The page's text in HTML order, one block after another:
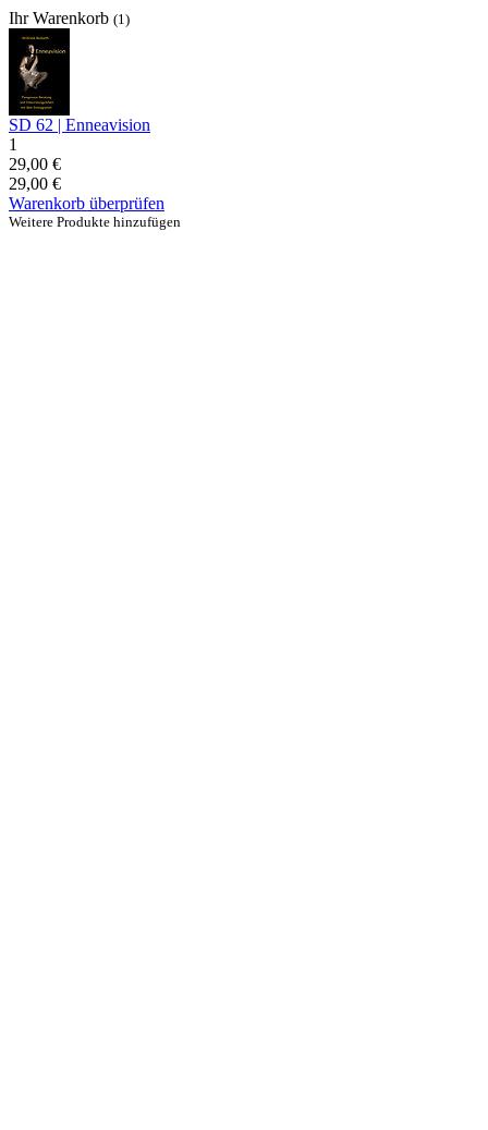
Ihr Warenkorb (1)
SD 62 | Enneavision
1
29,00 €
29,00 €
Warenkorb überprüfen
Weitere Produkte hinzufügen